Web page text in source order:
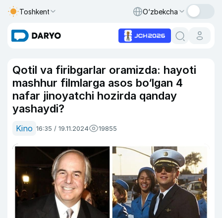
Toshkent O‘zbekcha
Qotil va firibgarlar oramizda: hayoti
mashhur filmlarga asos bo‘lgan 4
nafar jinoyatchi hozirda qanday
yashaydi?
Kino 16:35 / 19.11.2024 19855